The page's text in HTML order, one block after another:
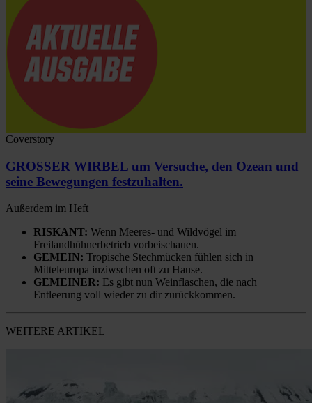
Coverstory
GROSSER WIRBEL um Versuche, den Ozean und
seine Bewegungen festzuhalten.
Außerdem im Heft
RISKANT: Wenn Meeres- und Wildvögel im
Freilandhühnerbetrieb vorbeischauen.
GEMEIN: Tropische Stechmücken fühlen sich in
Mitteleuropa inziwschen oft zu Hause.
GEMEINER: Es gibt nun Weinflaschen, die nach
Entleerung voll wieder zu dir zurückkommen.
WEITERE ARTIKEL